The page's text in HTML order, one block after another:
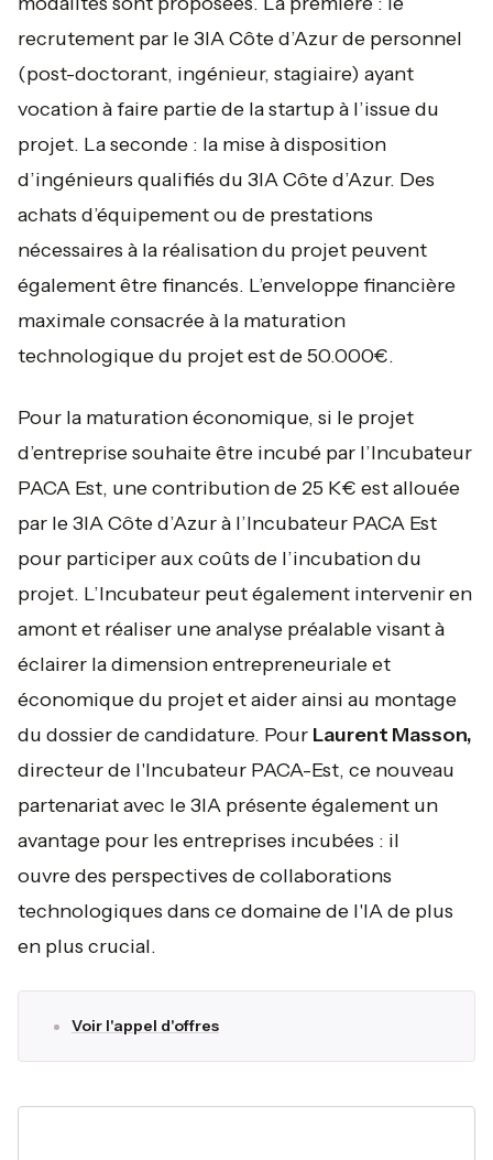
recrutement par le 3IA Côte d’Azur de personnel
(post-doctorant, ingénieur, stagiaire) ayant
vocation à faire partie de la startup à l’issue du
projet. La seconde : la mise à disposition
d’ingénieurs qualifiés du 3IA Côte d’Azur. Des
achats d’équipement ou de prestations
nécessaires à la réalisation du projet peuvent
également être financés. L’enveloppe financière
maximale consacrée à la maturation
technologique du projet est de 50.000€.
Pour la maturation économique, si le projet
d’entreprise souhaite être incubé par l’Incubateur
PACA Est, une contribution de 25 K€ est allouée
par le 3IA Côte d’Azur à l’Incubateur PACA Est
pour participer aux coûts de l’incubation du
projet. L’Incubateur peut également intervenir en
amont et réaliser une analyse préalable visant à
éclairer la dimension entrepreneuriale et
économique du projet et aider ainsi au montage
du dossier de candidature. Pour Laurent Masson,
directeur de l'Incubateur PACA-Est, ce nouveau
partenariat avec le 3IA présente également un
avantage pour les entreprises incubées : il
ouvre des perspectives de collaborations
technologiques dans ce domaine de l'IA de plus
en plus crucial.
Voir l'appel d'offres